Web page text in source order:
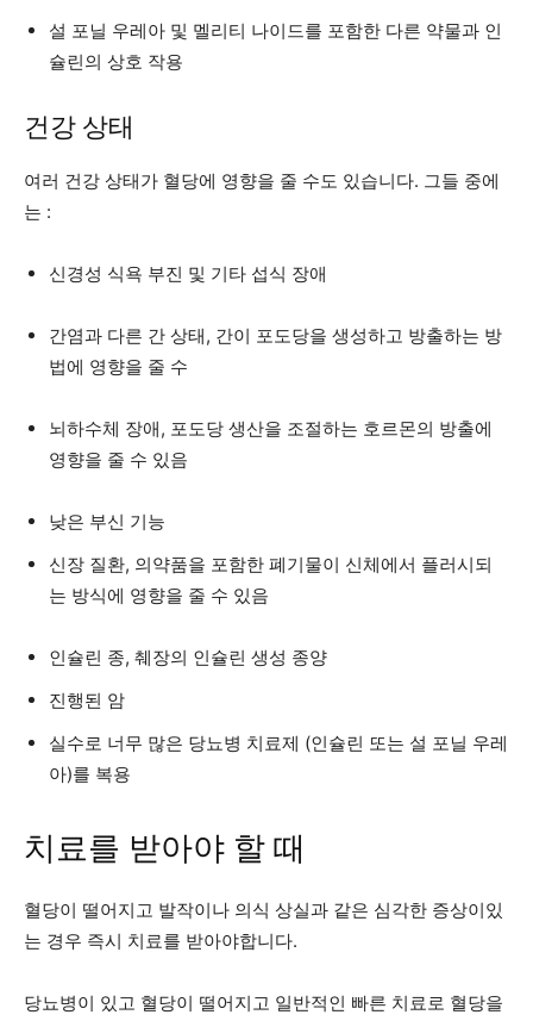
설 포닐 우레아 및 멜리티 나이드를 포함한 다른 약물과 인
슐린의 상호 작용
건강 상태
여러 건강 상태가 혈당에 영향을 줄 수도 있습니다. 그들 중에
는 :
신경성 식욕 부진 및 기타 섭식 장애
간염과 다른 간 상태, 간이 포도당을 생성하고 방출하는 방
법에 영향을 줄 수
뇌하수체 장애, 포도당 생산을 조절하는 호르몬의 방출에
영향을 줄 수 있음
낮은 부신 기능
신장 질환, 의약품을 포함한 폐기물이 신체에서 플러시되
는 방식에 영향을 줄 수 있음
인슐린 종, 췌장의 인슐린 생성 종양
진행된 암
실수로 너무 많은 당뇨병 치료제 (인슐린 또는 설 포닐 우레
아)를 복용
치료를 받아야 할 때
혈당이 떨어지고 발작이나 의식 상실과 같은 심각한 증상이있
는 경우 즉시 치료를 받아야합니다.
당뇨병이 있고 혈당이 떨어지고 일반적인 빠른 치료로 혈당을